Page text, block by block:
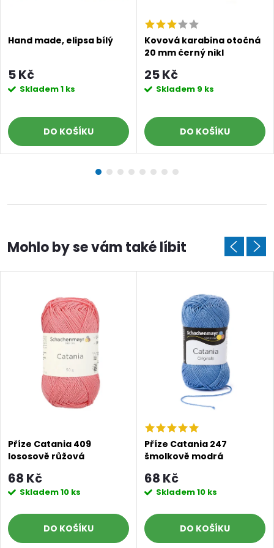
Hand made, elipsa bílý
5 Kč
Skladem1 ks
DO KOŠÍKU
Kovová karabina otočná
20 mm černý nikl
25 Kč
Skladem 9 ks
DO KOŠÍKU
Příze Catania 409
lososově růžová
68 Kč
Skladem10 ks
DO KOŠÍKU
Příze Catania 247
šmolkově modrá
68 Kč
Skladem10 ks
DO KOŠÍKU